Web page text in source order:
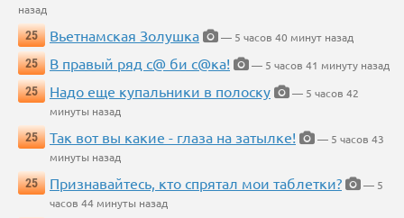
назад
25
Вьетнамская Золушка
— 5 часов 40 минут назад
25
В правый ряд с@ би с@ка!
— 5 часов 41 минуту назад
25
Надо еще купальники в полоску
— 5 часов 42
минуты назад
25
Так вот вы какие - глаза на затылке!
— 5 часов 43
минуты назад
25
Признавайтесь, кто спрятал мои таблетки?
— 5
часов 44 минуты назад